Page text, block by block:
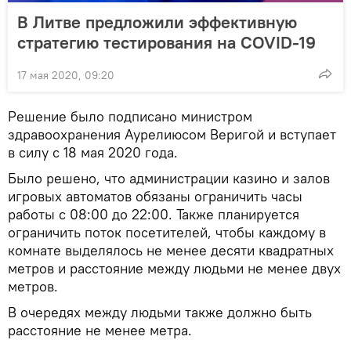
В Литве предложили эффективную
стратегию тестирования на COVID-19
17 мая 2020, 09:20
Решение было подписано министром
здравоохранения Аурелиюсом Веригой и вступает
в силу с 18 мая 2020 года.
Было решено, что администрации казино и залов
игровых автоматов обязаны ограничить часы
работы с 08:00 до 22:00. Также планируется
ограничить поток посетителей, чтобы каждому в
комнате выделялось не менее десяти квадратных
метров и расстояние между людьми не менее двух
метров.
В очередях между людьми также должно быть
расстояние не менее метра.